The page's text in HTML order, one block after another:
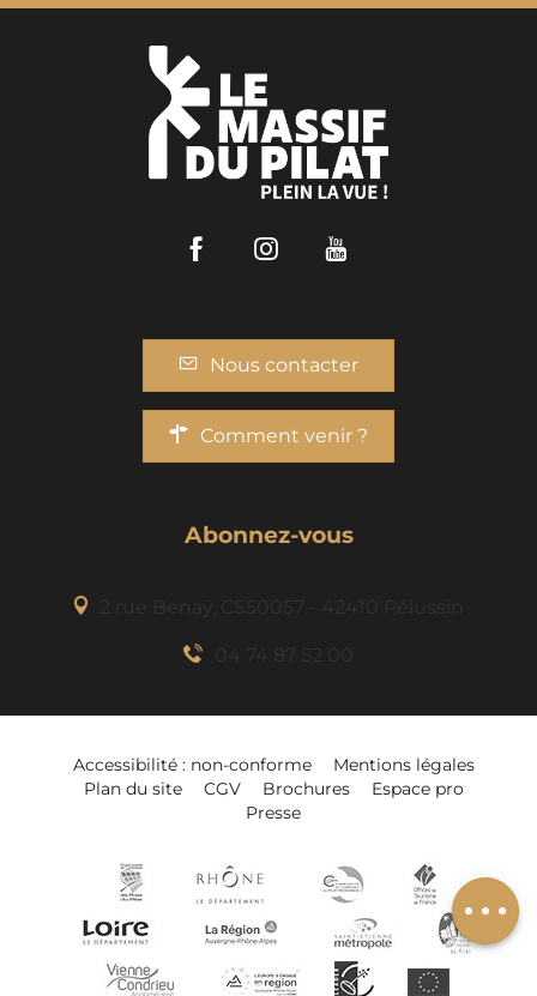
Tarifs
Ajouter à mon
séjour
FacebookInstagram
Nous contacter
Comment venir ?
Abonnez-vous
Accessibilité : non-conforme
Mentions légales
Plan du site
CGV Brochures
Espace pro
Presse